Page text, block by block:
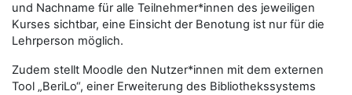
und Nachname für alle Teilnehmer*innen des jeweiligen
Kurses sichtbar, eine Einsicht der Benotung ist nur für die
Lehrperson möglich.
Zudem stellt Moodle den Nutzer*innen mit dem externen
Tool „BeriLo“, einer Erweiterung des Bibliothekssystems